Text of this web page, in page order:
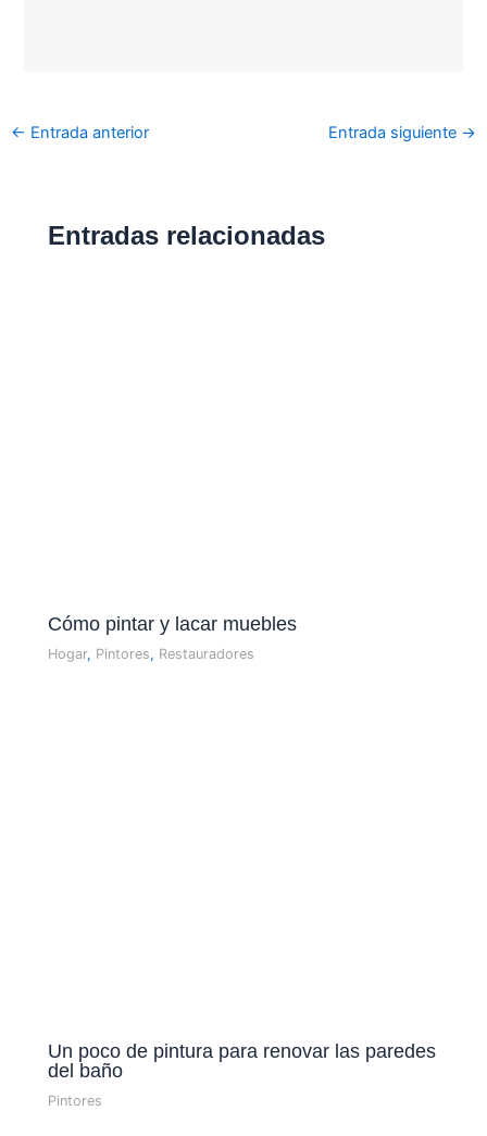
← Entrada anterior Entrada siguiente →
Entradas relacionadas
Cómo pintar y lacar muebles
Hogar, Pintores, Restauradores
Un poco de pintura para renovar las paredes
del baño
Pintores